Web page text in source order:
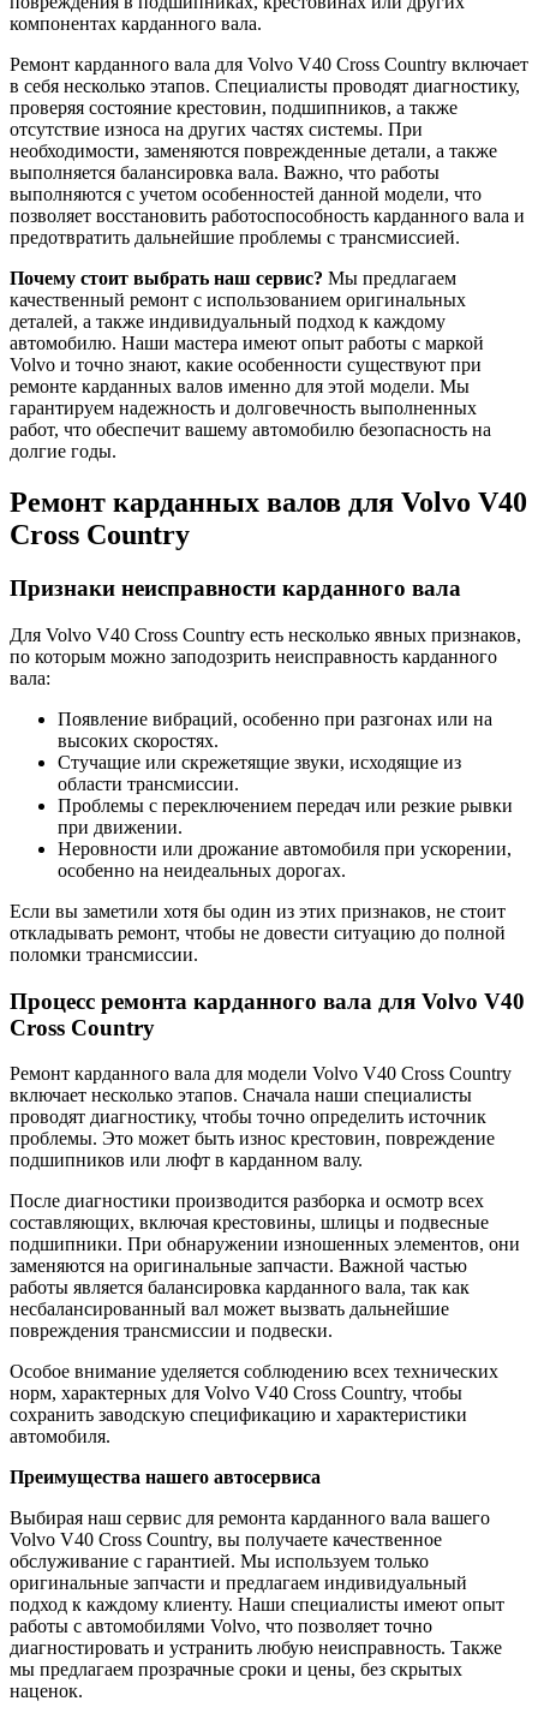
компонентах карданного вала.
Ремонт карданного вала для Volvo V40 Cross Country включает
в себя несколько этапов. Специалисты проводят диагностику,
проверяя состояние крестовин, подшипников, а также
отсутствие износа на других частях системы. При
необходимости, заменяются поврежденные детали, а также
выполняется балансировка вала. Важно, что работы
выполняются с учетом особенностей данной модели, что
позволяет восстановить работоспособность карданного вала и
предотвратить дальнейшие проблемы с трансмиссией.
Почему стоит выбрать наш сервис? Мы предлагаем
качественный ремонт с использованием оригинальных
деталей, а также индивидуальный подход к каждому
автомобилю. Наши мастера имеют опыт работы с маркой
Volvo и точно знают, какие особенности существуют при
ремонте карданных валов именно для этой модели. Мы
гарантируем надежность и долговечность выполненных
работ, что обеспечит вашему автомобилю безопасность на
долгие годы.
Ремонт карданных валов для Volvo V40
Cross Country
Признаки неисправности карданного вала
Для Volvo V40 Cross Country есть несколько явных признаков,
по которым можно заподозрить неисправность карданного
вала:
Появление вибраций, особенно при разгонах или на
высоких скоростях.
Стучащие или скрежетящие звуки, исходящие из
области трансмиссии.
Проблемы с переключением передач или резкие рывки
при движении.
Неровности или дрожание автомобиля при ускорении,
особенно на неидеальных дорогах.
Если вы заметили хотя бы один из этих признаков, не стоит
откладывать ремонт, чтобы не довести ситуацию до полной
поломки трансмиссии.
Процесс ремонта карданного вала для Volvo V40
Cross Country
Ремонт карданного вала для модели Volvo V40 Cross Country
включает несколько этапов. Сначала наши специалисты
проводят диагностику, чтобы точно определить источник
проблемы. Это может быть износ крестовин, повреждение
подшипников или люфт в карданном валу.
После диагностики производится разборка и осмотр всех
составляющих, включая крестовины, шлицы и подвесные
подшипники. При обнаружении изношенных элементов, они
заменяются на оригинальные запчасти. Важной частью
работы является балансировка карданного вала, так как
несбалансированный вал может вызвать дальнейшие
повреждения трансмиссии и подвески.
Особое внимание уделяется соблюдению всех технических
норм, характерных для Volvo V40 Cross Country, чтобы
сохранить заводскую спецификацию и характеристики
автомобиля.
Преимущества нашего автосервиса
Выбирая наш сервис для ремонта карданного вала вашего
Volvo V40 Cross Country, вы получаете качественное
обслуживание с гарантией. Мы используем только
оригинальные запчасти и предлагаем индивидуальный
подход к каждому клиенту. Наши специалисты имеют опыт
работы с автомобилями Volvo, что позволяет точно
диагностировать и устранить любую неисправность. Также
мы предлагаем прозрачные сроки и цены, без скрытых
наценок.